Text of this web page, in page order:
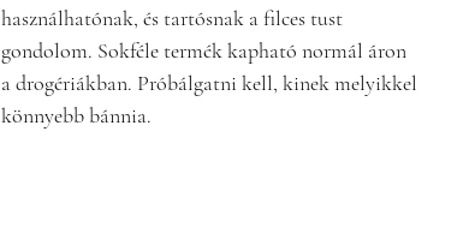
használhatónak, és tartósnak a filces tust
gondolom. Sokféle termék kapható normál áron
a drogériákban. Próbálgatni kell, kinek melyikkel
könnyebb bánnia.